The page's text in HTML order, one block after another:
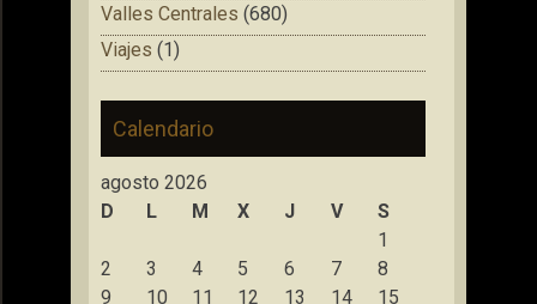
Valles Centrales (680)
Viajes (1)
Calendario
agosto 2026
D
L M X J V
S
1
2
3 4 5 6 7
8
9
10 11 12 13 14
15